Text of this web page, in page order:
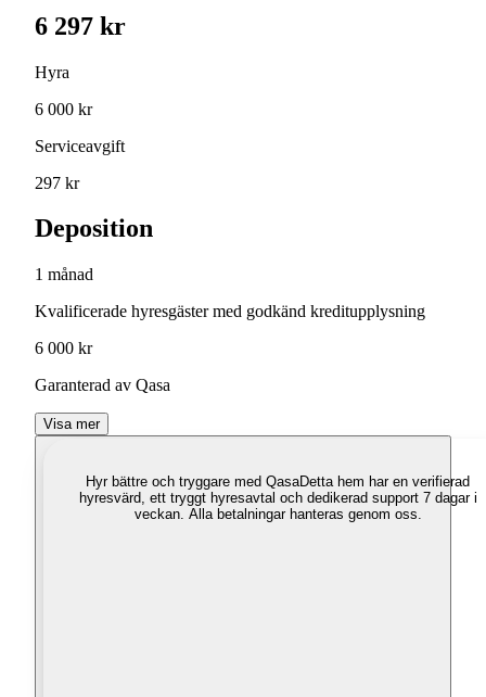
6 297 kr
Hyra
6 000 kr
Serviceavgift
297 kr
Deposition
1 månad
Kvalificerade hyresgäster med godkänd kreditupplysning
6 000 kr
Garanterad av Qasa
Visa mer
Hyr bättre och tryggare med QasaDetta hem har en verifierad
hyresvärd, ett tryggt hyresavtal och dedikerad support 7 dagar i
veckan. Alla betalningar hanteras genom oss.